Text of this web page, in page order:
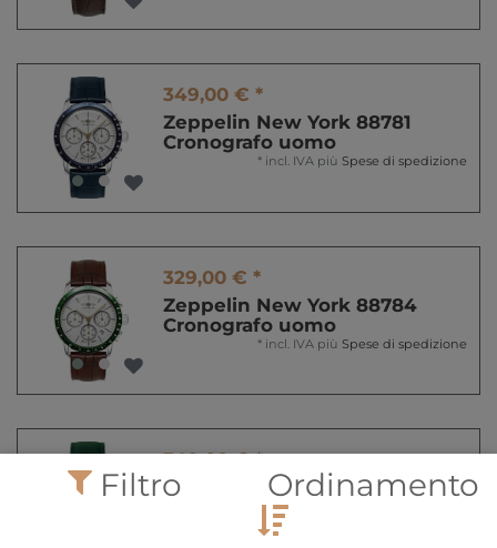
Filtro Ordinamento
349,00 € *
Zeppelin New York 88781
Cronografo uomo
* incl. IVA più Spese di spedizione
329,00 € *
Zeppelin New York 88784
Cronografo uomo
* incl. IVA più Spese di spedizione
349,00 € *
Zeppelin New York 88785
Cronografo uomo
* incl. IVA